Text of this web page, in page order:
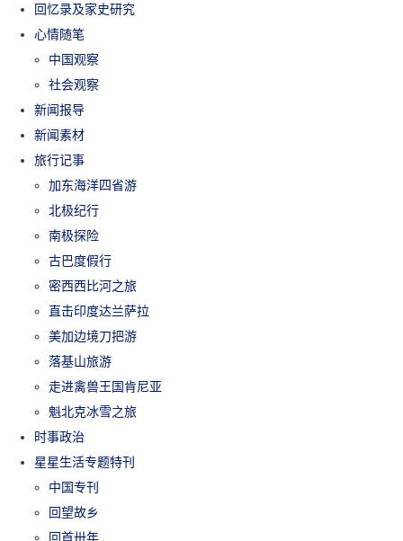
回忆录及家史研究
心情随笔
中国观察
社会观察
新闻报导
新闻素材
旅行记事
加东海洋四省游
北极纪行
南极探险
古巴度假行
密西西比河之旅
直击印度达兰萨拉
美加边境刀把游
落基山旅游
走进禽兽王国肯尼亚
魁北克冰雪之旅
时事政治
星星生活专题特刊
中国专刊
回望故乡
回首卅年